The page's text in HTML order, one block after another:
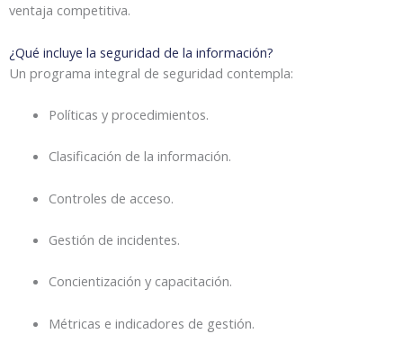
ventaja competitiva.
¿Qué incluye la seguridad de la información?
Un programa integral de seguridad contempla:
Políticas y procedimientos.
Clasificación de la información.
Controles de acceso.
Gestión de incidentes.
Concientización y capacitación.
Métricas e indicadores de gestión.